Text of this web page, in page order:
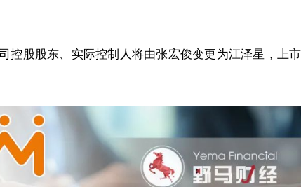
控股股东、实际控制人将由张宏俊变更为江泽星，上市